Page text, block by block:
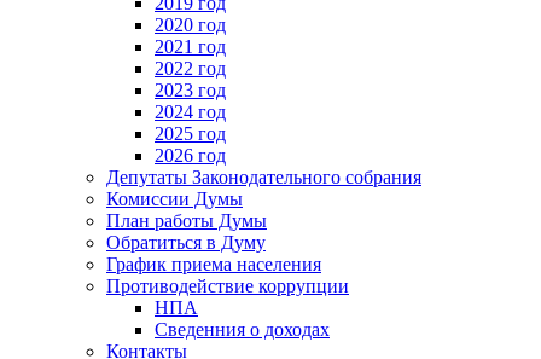
2020 год
2021 год
2022 год
2023 год
2024 год
2025 год
2026 год
Депутаты Законодательного собрания
Комиссии Думы
План работы Думы
Обратиться в Думу
График приема населения
Противодействие коррупции
НПА
Сведенния о доходах
Контакты